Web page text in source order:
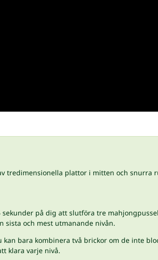
tredimensionella plattor i mitten och snurra
på dig att slutföra tre
sista och mest utmanande nivån.
bara kombinera två brickor om de inte
klara varje nivå.